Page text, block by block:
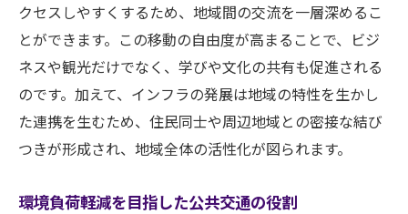
クセスしやすくするため、地域間の交流を一層深めるこ
とができます。この移動の自由度が高まることで、ビジ
ネスや観光だけでなく、学びや文化の共有も促進される
のです。加えて、インフラの発展は地域の特性を生かし
た連携を生むため、住民同士や周辺地域との密接な結び
つきが形成され、地域全体の活性化が図られます。
環境負荷軽減を目指した公共交通の役割